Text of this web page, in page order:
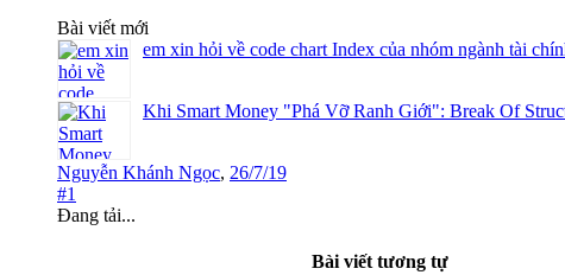
Bài viết mới
em xin hỏi về code chart Index của nhóm ngành tài
Khi Smart Money "Phá Vỡ Ranh Giới": Break Of
Nguyễn Khánh Ngọc, 26/7/19
#1
Đang tải...
Bài viết tương tự